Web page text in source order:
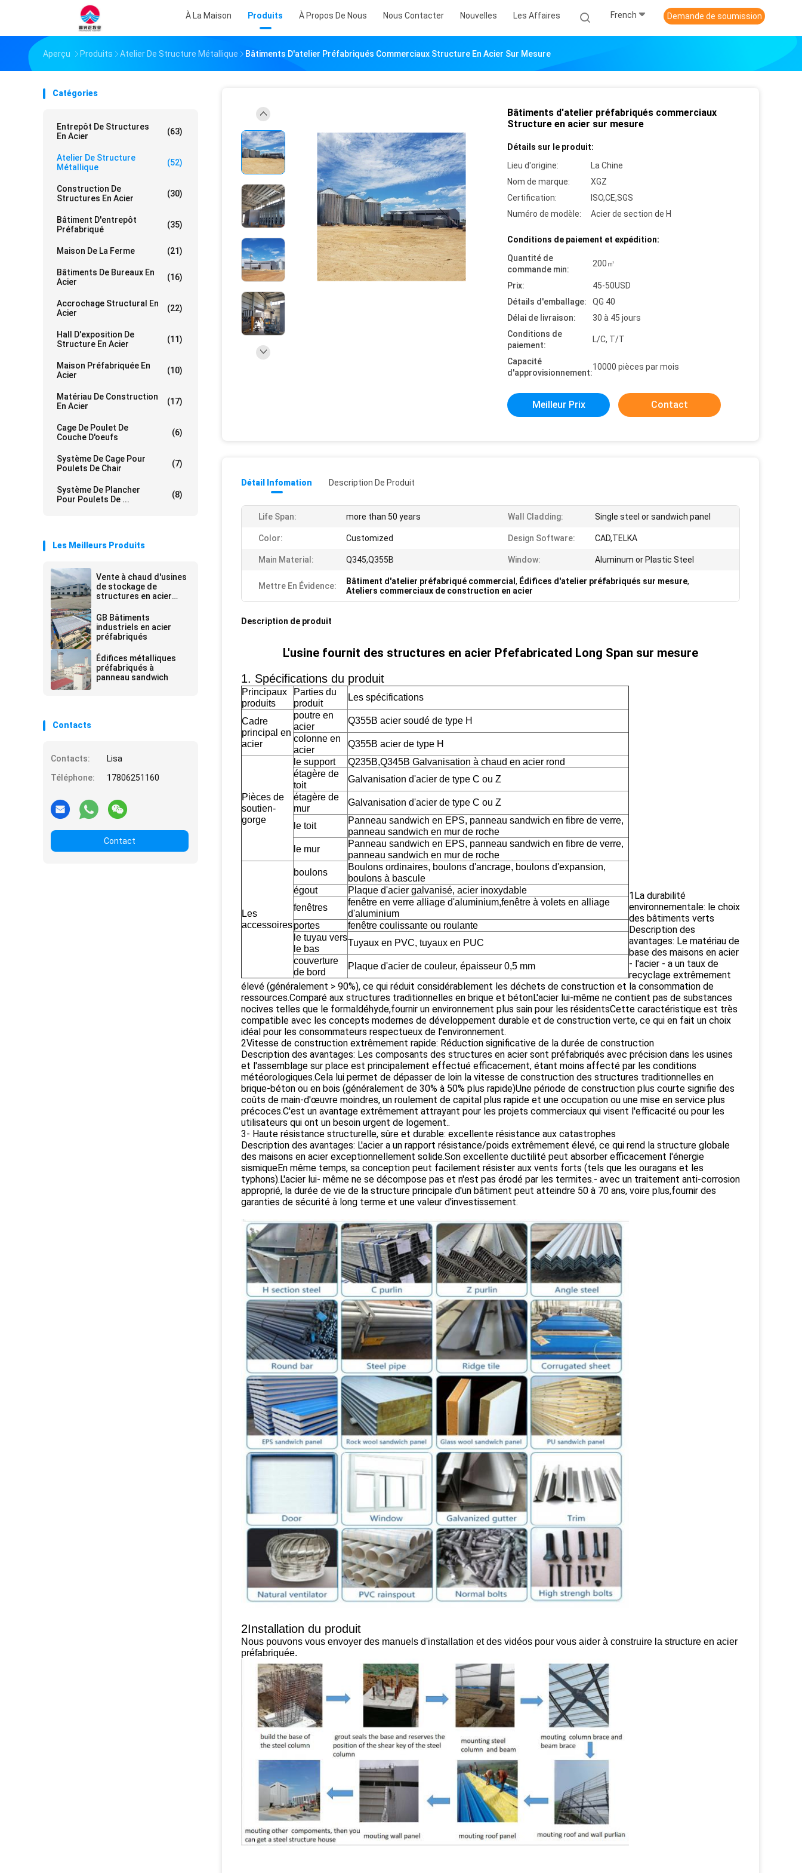
À La Maison Produits À Propos De Nous Nous Contacter Nouvelles Les Affaires French Demande de soumission
Aperçu Produits Atelier De Structure Métallique Bâtiments D'atelier Préfabriqués Commerciaux Structure En Acier Sur Mesure
Catégories
Entrepôt De Structures
En Acier
(63)
Atelier De Structure
Métallique
(52)
Construction De
Structures En Acier
(30)
Bâtiment D'entrepôt
Préfabriqué
(35)
Maison De La Ferme (21)
Bâtiments De Bureaux En
Acier
(16)
Accrochage Structural En
Acier
(22)
Hall D'exposition De
Structure En Acier
(11)
Maison Préfabriquée En
Acier
(10)
Matériau De Construction
En Acier
(17)
Cage De Poulet De
Couche D'oeufs
(6)
Système De Cage Pour
Poulets De Chair
(7)
Système De Plancher
Pour Poulets De ...
(8)
Les Meilleurs Produits
Vente à chaud d'usines
de stockage de
structures en acier
GB Bâtiments
industriels en acier
préfabriqués
Édifices métalliques
préfabriqués à
panneau sandwich
Contacts
Contacts:
Lisa
Téléphone:
17806251160
Contact
Bâtiments d'atelier préfabriqués commerciaux
Structure en acier sur mesure
Détails sur le produit:
Lieu d'origine:
La Chine
Nom de marque:
XGZ
Certification:
ISO,CE,SGS
Numéro de modèle:
Acier de section de H
Conditions de paiement et expédition:
Quantité de
commande min:
200㎡
Prix:
45-50USD
Détails d'emballage:
QG 40
Délai de livraison:
30 à 45 jours
Conditions de
paiement:
L/C, T/T
Capacité
d'approvisionnement:
10000 pièces par mois
Meilleur Prix Contact
Détail Infomation Description De Produit
Life Span: more than 50 years Wall Cladding: Single steel or sandwich panel
Color: Customized Design Software: CAD,TELKA
Main Material: Q345,Q355B Window: Aluminum or Plastic Steel
Mettre En Évidence: Bâtiment d'atelier préfabriqué commercial , Édifices d'atelier préfabriqués sur mesure,
Ateliers commerciaux de construction en acier
Description de produit
L'usine fournit des structures en acier Pfefabricated Long Span sur mesure
1. Spécifications du produit
Principaux
produits
Parties du
produit
Les spécifications
Cadre
principal en
acier
poutre en
acier
Q355B acier soudé de type H
colonne en
acier
Q355B acier de type H
Pièces de
soutien-
gorge
le support
Q235B,Q345B Galvanisation à chaud en acier rond
étagère de
toit
Galvanisation d'acier de type C ou Z
étagère de
mur
Galvanisation d'acier de type C ou Z
le toit
Panneau sandwich en EPS, panneau sandwich en fibre de verre,
panneau sandwich en mur de roche
le mur
Panneau sandwich en EPS, panneau sandwich en fibre de verre,
panneau sandwich en mur de roche
Les
accessoires
boulons
Boulons ordinaires, boulons d'ancrage, boulons d'expansion,
boulons à bascule
égout
Plaque d'acier galvanisé, acier inoxydable
fenêtres
fenêtre en verre alliage d'aluminium,fenêtre à volets en alliage
d'aluminium
portes
fenêtre coulissante ou roulante
le tuyau vers
le bas
Tuyaux en PVC, tuyaux en PUC
couverture
de bord
Plaque d'acier de couleur, épaisseur 0,5 mm
1La durabilité
environnementale: le choix
des bâtiments verts
Description des
avantages: Le matériau de
base des maisons en acier
- l'acier - a un taux de
recyclage extrêmement
élevé (généralement > 90%), ce qui réduit considérablement les déchets de construction et la consommation de
ressources.Comparé aux structures traditionnelles en brique et bétonL'acier lui-même ne contient pas de substances
nocives telles que le formaldéhyde,fournir un environnement plus sain pour les résidentsCette caractéristique est très
compatible avec les concepts modernes de développement durable et de construction verte, ce qui en fait un choix
idéal pour les consommateurs respectueux de l'environnement.
2Vitesse de construction extrêmement rapide: Réduction significative de la durée de construction
Description des avantages: Les composants des structures en acier sont préfabriqués avec précision dans les usines
et l'assemblage sur place est principalement effectué efficacement, étant moins affecté par les conditions
météorologiques.Cela lui permet de dépasser de loin la vitesse de construction des structures traditionnelles en
brique-béton ou en bois (généralement de 30% à 50% plus rapide)Une période de construction plus courte signifie des
coûts de main-d'œuvre moindres, un roulement de capital plus rapide et une occupation ou une mise en service plus
précoces.C'est un avantage extrêmement attrayant pour les projets commerciaux qui visent l'efficacité ou pour les
utilisateurs qui ont un besoin urgent de logement..
3- Haute résistance structurelle, sûre et durable: excellente résistance aux catastrophes
Description des avantages: L'acier a un rapport résistance/poids extrêmement élevé, ce qui rend la structure globale
des maisons en acier exceptionnellement solide.Son excellente ductilité peut absorber efficacement l'énergie
sismiqueEn même temps, sa conception peut facilement résister aux vents forts (tels que les ouragans et les
typhons).L'acier lui- même ne se décompose pas et n'est pas érodé par les termites.- avec un traitement anti-corrosion
approprié, la durée de vie de la structure principale d'un bâtiment peut atteindre 50 à 70 ans, voire plus,fournir des
garanties de sécurité à long terme et une valeur d'investissement.
2Installation du produit
Nous pouvons vous envoyer des manuels d'installation et des vidéos pour vous aider à construire la structure en acier
préfabriquée.